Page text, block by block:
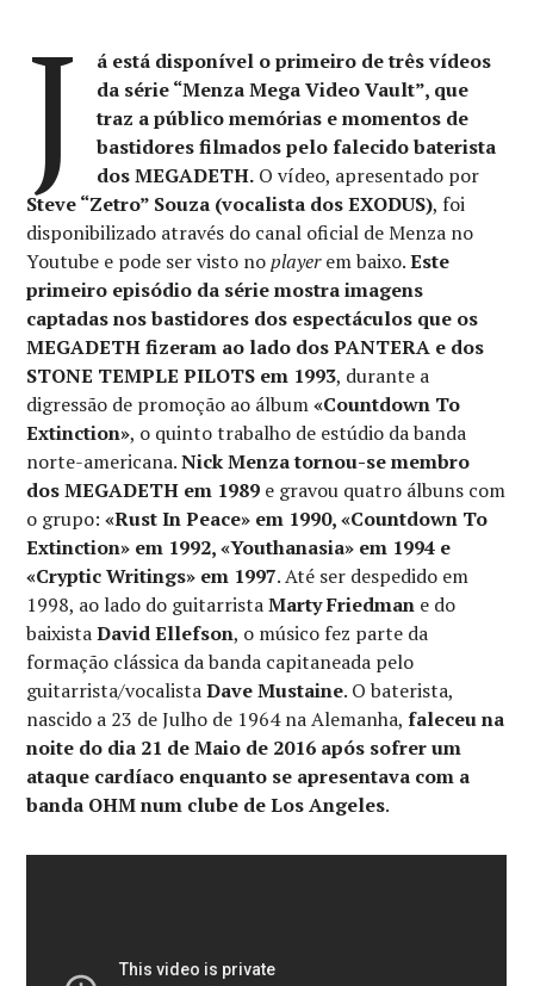
J
á está disponível o primeiro de três vídeos
da série “Menza Mega Video Vault”, que
traz a público memórias e momentos de
bastidores filmados pelo falecido baterista
dos MEGADETH.O vídeo, apresentado por
Steve “Zetro” Souza (vocalista dos EXODUS), foi
disponibilizado através do canal oficial de Menza no
Youtube e pode ser visto noplayerem baixo.Este
primeiro episódio da série mostra imagens
captadas nos bastidores dos espectáculos que os
MEGADETH fizeram ao lado dos PANTERA e dos
STONE TEMPLE PILOTS em 1993, durante a
digressão de promoção ao álbum«Countdown To
Extinction», o quinto trabalho de estúdio da banda
norte-americana.Nick Menza tornou-se membro
dos MEGADETH em 1989 e gravou quatro álbuns com
o grupo:«Rust In Peace» em 1990, «Countdown To
Extinction» em 1992, «Youthanasia» em 1994 e
«Cryptic Writings» em 1997. Até ser despedido em
1998, ao lado do guitarristaMarty Friedman e do
baixistaDavid Ellefson, o músico fez parte da
formação clássica da banda capitaneada pelo
guitarrista/vocalistaDave Mustaine. O baterista,
nascido a 23 de Julho de 1964 na Alemanha,faleceu na
noite do dia 21 de Maio de 2016 após sofrer um
ataque cardíaco enquanto se apresentava com a
banda OHM num clube de Los Angeles.